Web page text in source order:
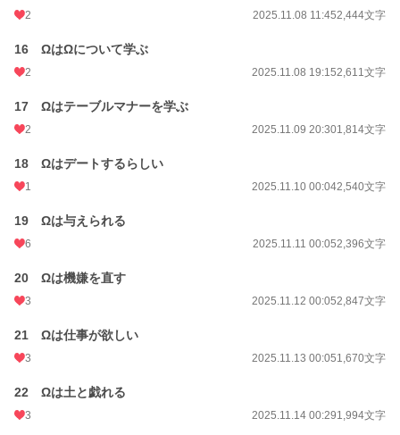
2 2025.11.08 11:452,444文字
16 ΩはΩについて学ぶ
2 2025.11.08 19:152,611文字
17 Ωはテーブルマナーを学ぶ
2 2025.11.09 20:301,814文字
18 Ωはデートするらしい
1 2025.11.10 00:042,540文字
19 Ωは与えられる
6 2025.11.11 00:052,396文字
20 Ωは機嫌を直す
3 2025.11.12 00:052,847文字
21 Ωは仕事が欲しい
3 2025.11.13 00:051,670文字
22 Ωは土と戯れる
3 2025.11.14 00:291,994文字